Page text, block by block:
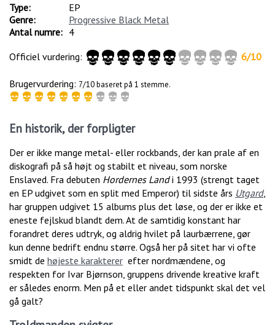
Type:
EP
Genre:
Progressive Black Metal
Antal numre: 4
Officiel vurdering:
6/10
Brugervurdering: 7/10 baseret på 1 stemme.
En historik, der forpligter
Der er ikke mange metal- eller rockbands, der kan prale af en
diskografi på så højt og stabilt et niveau, som norske
Enslaved. Fra debuten Hordernes Landi 1993 (strengt taget
en EP udgivet som en split med Emperor) til sidste års Utgard,
har gruppen udgivet 15 albums plus det løse, og der er ikke et
eneste fejlskud blandt dem. At de samtidig konstant har
forandret deres udtryk, og aldrig hvilet på laurbærrene, gør
kun denne bedrift endnu større. Også her på sitet har vi ofte
smidt de højeste karakterer efter nordmændene, og
respekten for Ivar Bjørnson, gruppens drivende kreative kraft
er således enorm. Men på et eller andet tidspunkt skal det vel
gå galt?